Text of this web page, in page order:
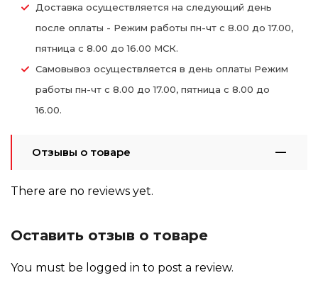
Доставка осуществляется на следующий день
после оплаты - Режим работы пн-чт с 8.00 до 17.00,
пятница с 8.00 до 16.00 МСК.
Самовывоз осуществляется в день оплаты Режим
работы пн-чт с 8.00 до 17.00, пятница с 8.00 до
16.00.
Отзывы о товаре
There are no reviews yet.
Оставить отзыв о товаре
You must be logged in to post a review.